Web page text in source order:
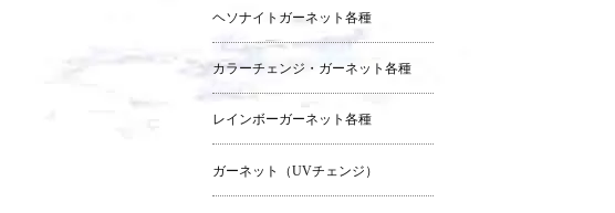
ヘソナイトガーネット各種
カラーチェンジ・ガーネット各種
レインボーガーネット各種
ガーネット（UVチェンジ）